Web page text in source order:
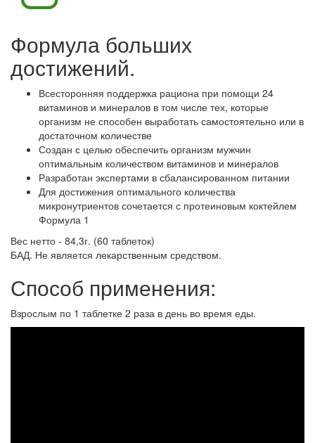
Формула больших
достижений.
Всесторонняя поддержка рациона при помощи 24
витаминов и минералов в том числе тех, которые
организм не способен выработать самостоятельно или в
достаточном количестве
Создан с целью обеспечить организм мужчин
оптимальным количеством витаминов и минералов
Разработан экспертами в сбалансированном питании
Для достижения оптимального количества
микронутриентов сочетается с протеиновым коктейлем
Формула 1
Вес нетто - 84,3г. (60 таблеток)
БАД. Не является лекарственным средством.
Способ применения:
Взрослым по 1 таблетке 2 раза в день во время еды.